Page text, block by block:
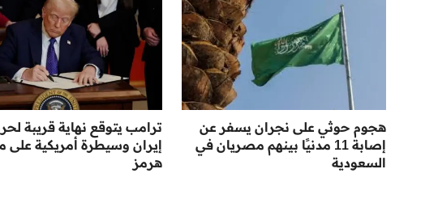
هجوم حوثي على نجران يسفر عن
إصابة 11 مدنيًا بينهم مصريان في
السعودية
ترامب يتوقع نهاية قريبة
إيران وسيطرة أمريكية
هرمز